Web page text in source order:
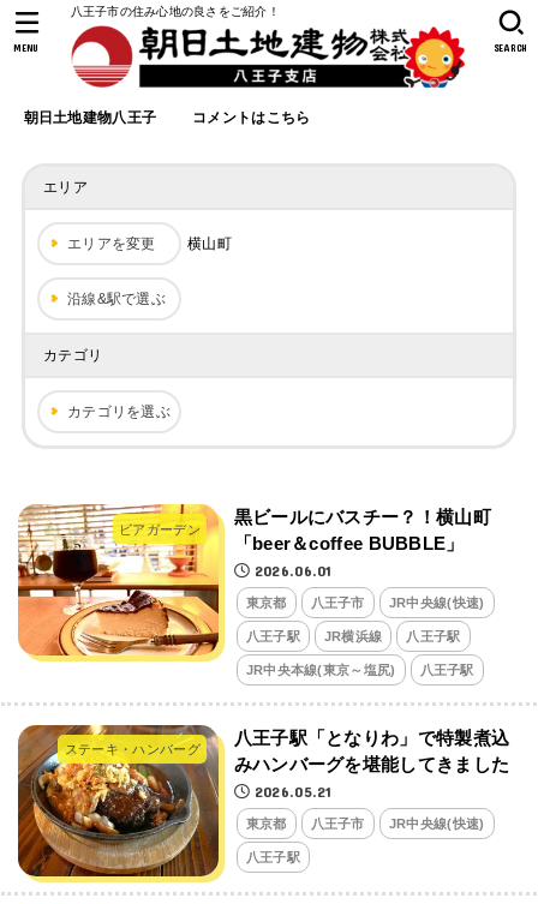
八王子市の住み心地の良さをご紹介！
朝日土地建物八王子 コメントはこちら
SEARCH
MENU
エリア
エリアを変更 横山町
沿線&駅で選ぶ
カテゴリ
カテゴリを選ぶ
ビアガーデン
黒ビールにバスチー？！横山町
「beer＆coffee BUBBLE」
2026.06.01
東京都 八王子市 JR中央線(快速)
八王子駅 JR横浜線 八王子駅
JR中央本線(東京～塩尻) 八王子駅
ステーキ・ハンバーグ
八王子駅「となりわ」で特製煮込
みハンバーグを堪能してきました
2026.05.21
東京都 八王子市 JR中央線(快速)
八王子駅